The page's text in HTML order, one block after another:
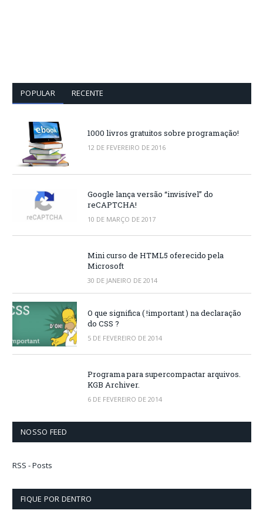
POPULAR RECENTE
1000 livros gratuitos sobre programação!
12 DE FEVEREIRO DE 2016
Google lança versão “invisível” do
reCAPTCHA!
10 DE MARÇO DE 2017
Mini curso de HTML5 oferecido pela
Microsoft
30 DE JANEIRO DE 2014
O que significa ( !important ) na declaração
do CSS ?
5 DE FEVEREIRO DE 2014
Programa para supercompactar arquivos.
KGB Archiver.
6 DE FEVEREIRO DE 2014
NOSSO FEED
RSS - Posts
FIQUE POR DENTRO